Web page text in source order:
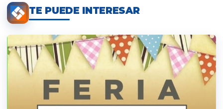
TE PUEDE INTERESAR